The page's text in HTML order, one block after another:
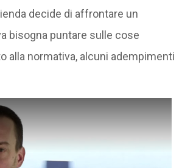
decide di affrontare un
bisogna puntare sulle cose
alla normativa, alcuni adempimenti